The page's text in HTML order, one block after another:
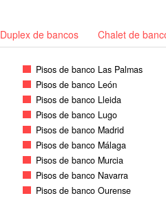
Duplex de bancos Chalet de
Pisos de banco Las Palmas
Pisos de banco León
Pisos de banco Lleida
Pisos de banco Lugo
Pisos de banco Madrid
Pisos de banco Málaga
Pisos de banco Murcia
Pisos de banco Navarra
Pisos de banco Ourense